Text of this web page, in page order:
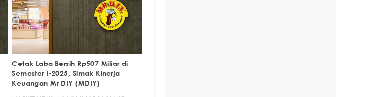
Cetak Laba Bersih Rp507 Miliar di
Semester I-2025, Simak Kinerja
Keuangan Mr DIY (MDIY)